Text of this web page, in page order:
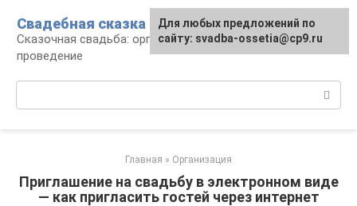
контенту
Свадебная сказка
Сказочная свадьба: организация и
проведение
Главная » Организация
Приглашение на свадьбу в электронном виде
— как пригласить гостей через интернет
Для любых предложений по
сайту: svadba-ossetia@cp9.ru